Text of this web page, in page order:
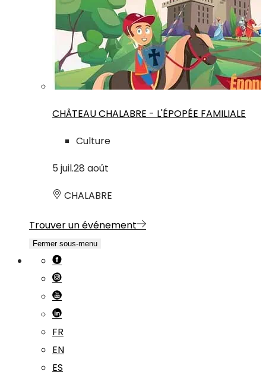
CHÂTEAU CHALABRE - L'ÉPOPÉE FAMILIALE
Culture
5 juil.28 août
CHALABRE
Trouver un événement
Fermer sous-menu
FR
EN
ES